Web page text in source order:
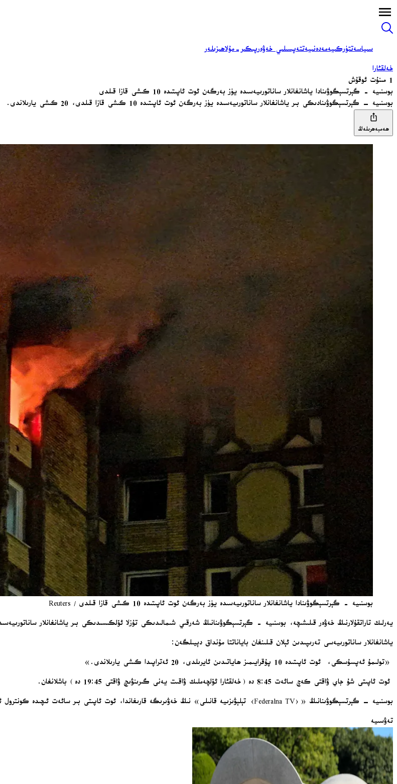
سىياسەتتۈركىيەمەدەنىيەتتەپسىلىي خەۋەرپىكىر-مۇلاھىزىلەر
خەلقئارا
1 مىنۇت ئوقۇش
بوسنىيە - گېرتسېگوۋىنادا ياشانغانلار ساناتورىيەسىدە يۈز بەرگەن ئوت ئاپىتىدە 10 كىشى قازا قىلدى
بوسنىيە – گېرتسېگوۋىنادىكى بىر ياشانغانلار ساناتورىيەسىدە يۈز بەرگەن ئوت ئاپىتىدە 10 كىشى قازا قىلدى، 20 كىشى يارىلاندى.
ھەمبەھرىلەڭ
بوسنىيە - گېرتسېگوۋىنادا ياشانغانلار ساناتورىيەسىدە يۈز بەرگەن ئوت ئاپىتىدە 10 كىشى قازا قىلدى / Reuters
يەرلىك تاراتقۇلارنىڭ خەۋەر قىلىشىچە، بوسنىيە - گېرتسېگوۋىنانىڭ شەرقىي شىمالىدىكى تۇزلا ئۆلكىسىدىكى بىر ياشانغانلار ساناتورىيەسىدە ئوت ئاپىتى يۈز بېرىپ 10 كىشى قازا
ياشانغانلار ساناتورىيەسى تەرىپىدىن ئېلان قىلىنغان باياناتتا مۇنداق دېيىلگەن:
«تولىمۇ ئەپسۇسكى، ئوت ئاپىتىدە 10 پۇقرايىمىز ھاياتىدىن ئايرىلدى، 20 ئەتراپىدا كىشى يارىلاندى.»
ئوت ئاپىتى شۇ جاي ۋاقتى كەچ سائەت 8:45 دە (خەلقئارا ئۆلچەملىك ۋاقىت يەنى گىرىنۋىچ ۋاقتى 19:45 دە) باشلانغان.
بوسنىيە – گېرتسېگوۋىنانىڭ «‹Federalna TV› تېلېۋىزىيە قانىلى» نىڭ خەۋىرىگە قارىغاندا، ئوت ئاپىتى بىر سائەت ئىچىدە كونترول ئاستىغا ئېلىنغان.
تەۋسىيە